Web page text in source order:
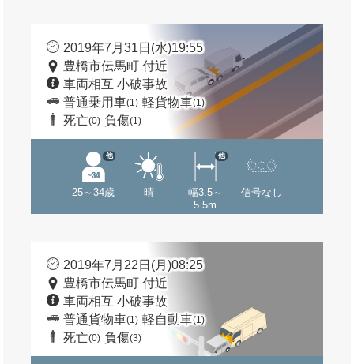
2019年7月31日(水)19:55
豊橋市伝馬町 付近
車両相互 小破事故
普通乗用車(1) 軽貨物車(1)
死亡(0) 負傷(1)
25～34歳
他
晴
幅3.5～
5.5m
他
信号なし
2019年7月22日(月)08:25
豊橋市伝馬町 付近
車両相互 小破事故
普通貨物車(1) 軽自動車(1)
死亡(0) 負傷(3)